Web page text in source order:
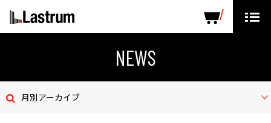
LABEL PRODUCTS
NEWS
月別アーカイブ